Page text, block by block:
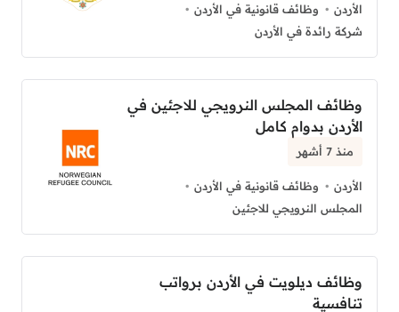
الأردن
وظائف قانونية في الأردن
شركة رائدة في الأردن
وظائف المجلس النرويجي للاجئين في
الأردن بدوام كامل
منذ 7 أشهر
الأردن
وظائف قانونية في الأردن
المجلس النرويجي للاجئين
وظائف ديلويت في الأردن برواتب
تنافسية